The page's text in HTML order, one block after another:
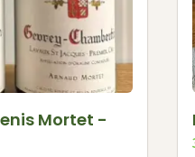
Mortet -